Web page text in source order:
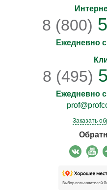
8 (800)
Ежедневно
8 (495)
Ежедневно
Заказать